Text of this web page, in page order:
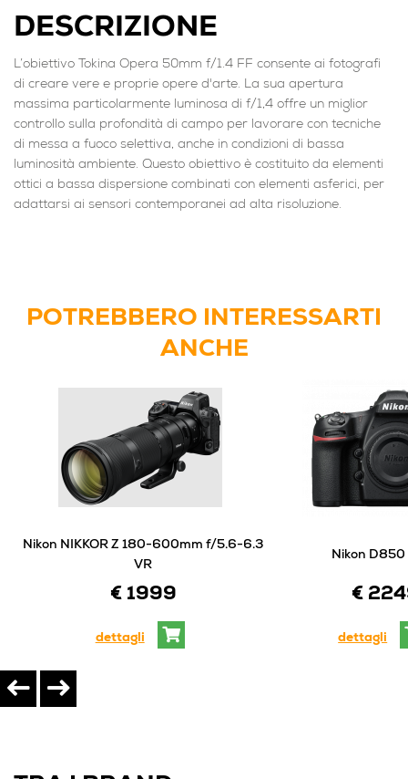
DESCRIZIONE
L’obiettivo Tokina Opera 50mm f/1.4 FF consente ai fotografi
di creare vere e proprie opere d'arte. La sua apertura
massima particolarmente luminosa di f/1,4 offre un miglior
controllo sulla profondità di campo per lavorare con tecniche
di messa a fuoco selettiva, anche in condizioni di bassa
luminosità ambiente. Questo obiettivo è costituito da elementi
ottici a bassa dispersione combinati con elementi asferici, per
adattarsi ai sensori contemporanei ad alta risoluzione.
POTREBBERO INTERESSARTI
ANCHE
Nikon NIKKOR Z 180-600mm f/5.6-6.3
VR
€ 1999
dettagli
Nikon D850
€
dettagli